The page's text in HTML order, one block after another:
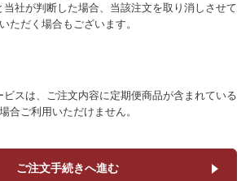
当社が判断した場合、当該注文を取り消しさせて
いただく場合もございます。
ビスは、ご注文内容に定期便商品が含まれている
場合ご利用いただけません。
ご注文手続きへ進む